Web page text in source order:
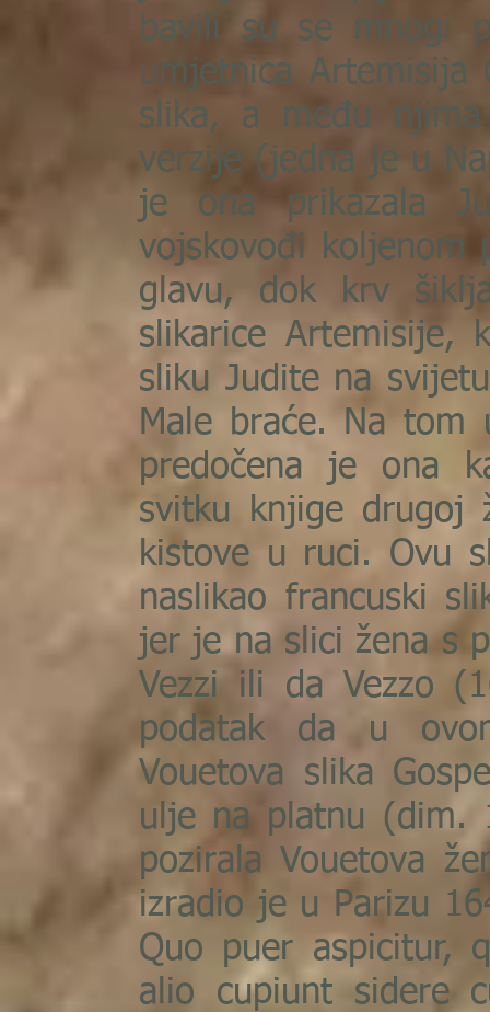
bavili su se mnogi
umjetnica Artemisija
slika, a među
verzije (jedna je u
je ona prikazala
vojskovođi koljenom
glavu, dok krv
slikarice Artemisije,
sliku Judite na
Male braće. Na
predočena je ona
svitku knjige drugoj
kistove u ruci. Ovu
naslikao francuski
jer je na slici žena s
Vezzi ili da Vezzo
podatak da u
Vouetova slika
ulje na platnu (dim.
pozirala Vouetova
izradio je u Parizu
Quo puer aspicitur,
alio cupiunt sidere